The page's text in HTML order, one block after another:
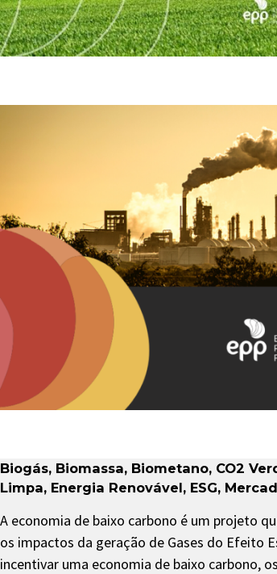
Biogás, Biomassa, Biometano, CO2
Limpa, Energia Renovável, ESG,
A economia de baixo carbono é um projeto
os impactos da geração de Gases do Efeito
incentivar uma economia de baixo carbono,